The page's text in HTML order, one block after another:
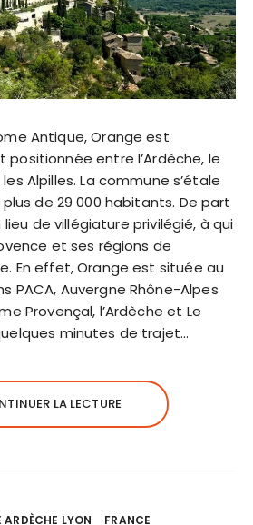
Antique, Orange est
positionnée entre l’Ardèche, le
Alpilles. La commune s’étale
de 29 000 habitants. De part
lieu de villégiature privilégié, à qui
et ses régions de
En effet, Orange est située au
PACA, Auvergne Rhône-Alpes
Provençal, l’Ardèche et Le
minutes de trajet…
LA LECTURE
ARDÈCHE LYON FRANCE